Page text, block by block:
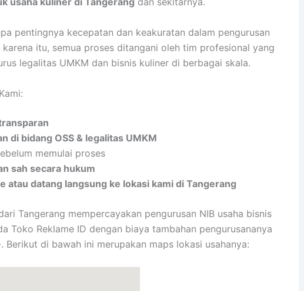
pentingnya kecepatan dan keakuratan dalam pengurusan
karena itu, semua proses ditangani oleh tim profesional yang
legalitas UMKM dan bisnis kuliner di berbagai skala.
di bidang OSS & legalitas UMKM
memulai proses
sah secara hukum
atau datang langsung ke lokasi kami di Tangerang
Tangerang mempercayakan pengurusan NIB usaha bisnis
Toko Reklame ID dengan biaya tambahan pengurusananya
Berikut di bawah ini merupakan maps lokasi usahanya: